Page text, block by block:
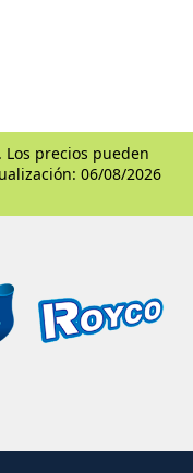
precios pueden
06/08/2026